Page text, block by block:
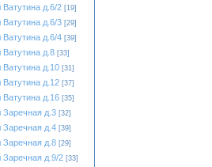
Ватутина д.6/2 [19]
Ватутина д.6/3 [29]
Ватутина д.6/4 [39]
Ватутина д.8 [33]
Ватутина д.10 [31]
Ватутина д.12 [37]
Ватутина д.16 [35]
Заречная д.3 [32]
Заречная д.4 [39]
Заречная д.8 [29]
Заречная д.9/2 [33]